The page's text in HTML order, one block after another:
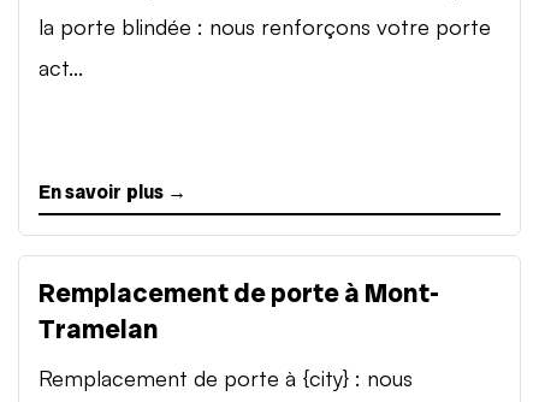
la porte blindée : nous renforçons votre porte
act...
En savoir plus →
Remplacement de porte à Mont-
Tramelan
Remplacement de porte à {city} : nous